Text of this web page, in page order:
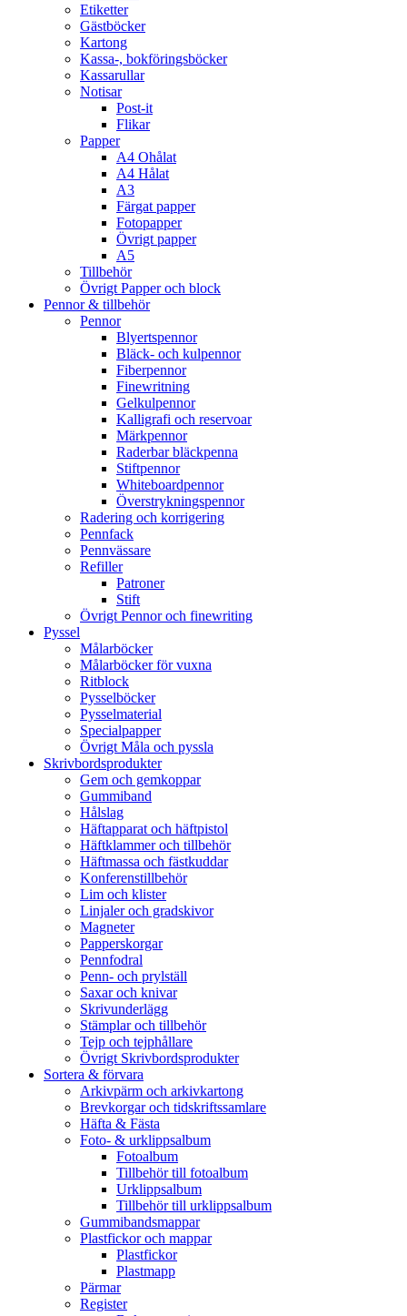
Etiketter
Gästböcker
Kartong
Kassa-, bokföringsböcker
Kassarullar
Notisar
Post-it
Flikar
Papper
A4 Ohålat
A4 Hålat
A3
Färgat papper
Fotopapper
Övrigt papper
A5
Tillbehör
Övrigt Papper och block
Pennor & tillbehör
Pennor
Blyertspennor
Bläck- och kulpennor
Fiberpennor
Finewritning
Gelkulpennor
Kalligrafi och reservoar
Märkpennor
Raderbar bläckpenna
Stiftpennor
Whiteboardpennor
Överstrykningspennor
Radering och korrigering
Pennfack
Pennvässare
Refiller
Patroner
Stift
Övrigt Pennor och finewriting
Pyssel
Målarböcker
Målarböcker för vuxna
Ritblock
Pysselböcker
Pysselmaterial
Specialpapper
Övrigt Måla och pyssla
Skrivbordsprodukter
Gem och gemkoppar
Gummiband
Hålslag
Häftapparat och häftpistol
Häftklammer och tillbehör
Häftmassa och fästkuddar
Konferenstillbehör
Lim och klister
Linjaler och gradskivor
Magneter
Papperskorgar
Pennfodral
Penn- och prylställ
Saxar och knivar
Skrivunderlägg
Stämplar och tillbehör
Tejp och tejphållare
Övrigt Skrivbordsprodukter
Sortera & förvara
Arkivpärm och arkivkartong
Brevkorgar och tidskriftssamlare
Häfta & Fästa
Foto- & urklippsalbum
Fotoalbum
Tillbehör till fotoalbum
Urklippsalbum
Tillbehör till urklippsalbum
Gummibandsmappar
Plastfickor och mappar
Plastfickor
Plastmapp
Pärmar
Register